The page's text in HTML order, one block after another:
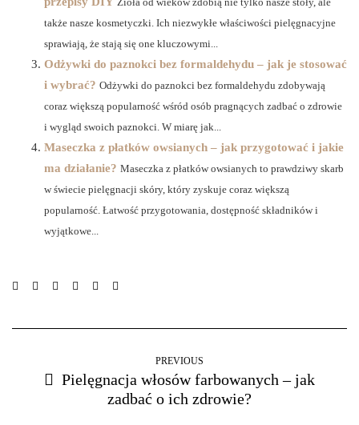
także nasze kosmetyczki. Ich niezwykłe właściwości pielęgnacyjne
sprawiają, że stają się one kluczowymi...
Odżywki do paznokci bez formaldehydu – jak je stosować
i wybrać? Odżywki do paznokci bez formaldehydu zdobywają
coraz większą popularność wśród osób pragnących zadbać o zdrowie
i wygląd swoich paznokci. W miarę jak...
Maseczka z płatków owsianych – jak przygotować i jakie
ma działanie? Maseczka z płatków owsianych to prawdziwy skarb
w świecie pielęgnacji skóry, który zyskuje coraz większą
popularność. Łatwość przygotowania, dostępność składników i
wyjątkowe...
PREVIOUS
Pielęgnacja włosów farbowanych – jak
zadbać o ich zdrowie?